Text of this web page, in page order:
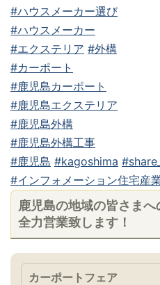
#ハウスメーカー選び
#ハウスメーカー
#エクステリア #外構
#カーポート
#鹿児島カーポート
#鹿児島エクステリア
#鹿児島外構
#鹿児島外構工事
#鹿児島 #kagoshima
#インフォメーション住宅産
鹿児島の地域の皆さま
全力営業致します！
カーポートフェア